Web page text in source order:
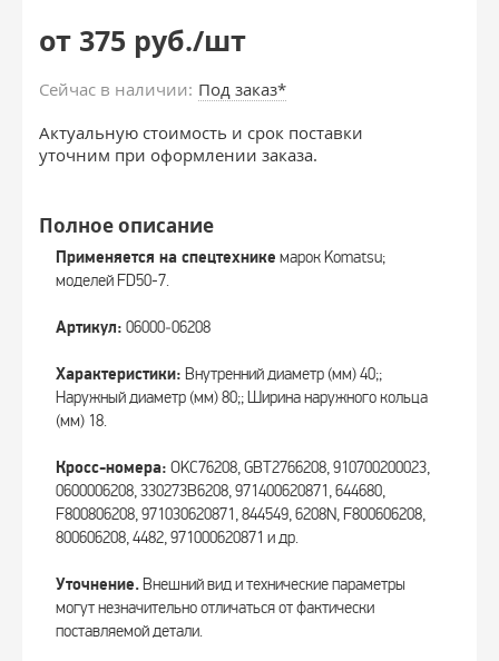
от 375 руб./шт
Сейчас в наличии: Под заказ*
Актуальную стоимость и срок поставки
уточним при оформлении заказа.
Полное описание
Применяется на спецтехнике марок Komatsu;
моделей FD50-7.
Артикул: 06000‑06208
Характеристики: Внутренний диаметр (мм) 40;;
Наружный диаметр (мм) 80;; Ширина наружного кольца
(мм) 18.
Кросс-номера: OKC76208, GBT2766208, 910700200023,
0600006208, 330273B6208, 971400620871, 644680,
F800806208, 971030620871, 844549, 6208N, F800606208,
800606208, 4482, 971000620871 и др.
Уточнение.Внешний вид и технические параметры
могут незначительно отличаться от фактически
поставляемой детали.